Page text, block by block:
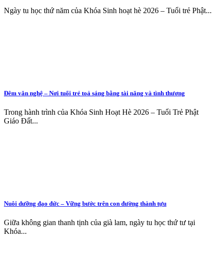
Ngày tu học thứ năm của Khóa Sinh hoạt hè 2026 – Tuổi trẻ Phật...
Đêm văn nghệ – Nơi tuổi trẻ toả sáng bằng tài năng và tình thương
Trong hành trình của Khóa Sinh Hoạt Hè 2026 – Tuổi Trẻ Phật
Giáo Đất...
Nuôi dưỡng đạo đức – Vững bước trên con đường thành tựu
Giữa không gian thanh tịnh của già lam, ngày tu học thứ tư tại
Khóa...